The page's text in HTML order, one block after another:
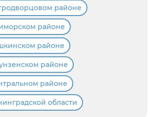
районе
районе
районе
районе
районе
области